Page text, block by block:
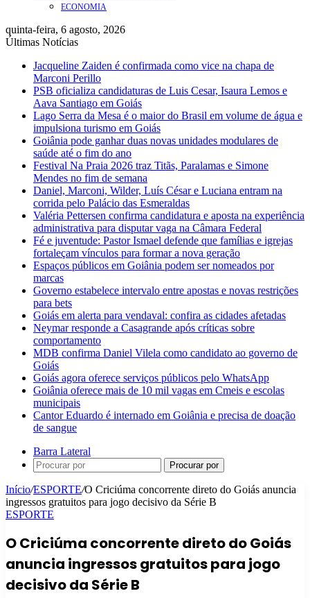
ECONOMIA
quinta-feira, 6 agosto, 2026
Últimas Notícias
Jacqueline Zaiden é confirmada como vice na chapa de
Marconi Perillo
PSB oficializa candidaturas de Luis Cesar, Isaura Lemos e
Aava Santiago em Goiás
Lago Serra da Mesa é o maior do Brasil em volume de água e
impulsiona turismo em Goiás
Goiânia pode ganhar duas novas unidades modulares de
saúde até o fim do ano
Festival Na Praia 2026 traz Titãs, Paralamas e Simone
Mendes no fim de semana
Daniel, Marconi, Wilder, Luís César e Luciana entram na
corrida pelo Palácio das Esmeraldas
Valéria Pettersen confirma candidatura e aposta na experiência
administrativa para disputar vaga na Câmara Federal
Fé e juventude: Pastor Ismael defende que famílias e igrejas
fortaleçam vínculos para formar a nova geração
Espaços públicos em Goiânia podem ser nomeados por
marcas
Governo estabelece intervalo entre apostas e novas restrições
para bets
Goiás em alerta para vendaval: confira as cidades afetadas
Neymar responde a Casagrande após críticas sobre
comportamento
MDB confirma Daniel Vilela como candidato ao governo de
Goiás
Goiás agora oferece serviços públicos pelo WhatsApp
Goiânia oferece mais de 10 mil vagas em Cmeis e escolas
municipais
Cantor Eduardo é internado em Goiânia e precisa de doação
de sangue
Barra Lateral
Procurar por
Início/ESPORTE/O Criciúma concorrente direto do Goiás anuncia
ingressos gratuitos para jogo decisivo da Série B
ESPORTE
O Criciúma concorrente direto do Goiás
anuncia ingressos gratuitos para jogo
decisivo da Série B